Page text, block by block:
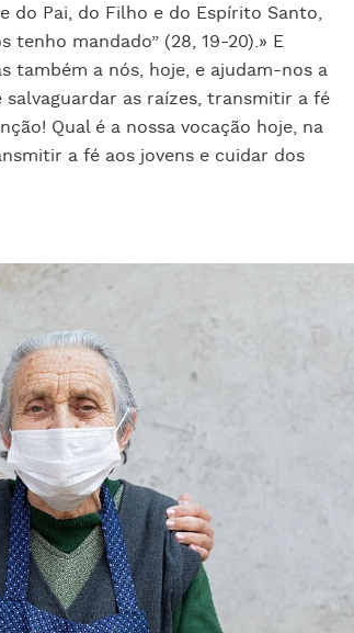
do Pai, do Filho e do Espírito Santo,
mandado” (28, 19-20).» E
também a nós, hoje, e ajudam-nos a
as raízes, transmitir a fé
Qual é a nossa vocação hoje, na
a fé aos jovens e cuidar dos